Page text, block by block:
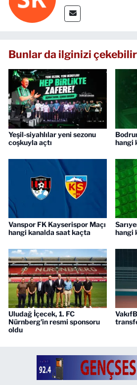
Bunlar da ilginizi çekebilir
Yeşil-siyahlılar yeni sezonu
coşkuyla açtı
hangi
Vanspor FK Kayserispor Maçı
hangi kanalda saat kaçta
hangi
Uludağ İçecek, 1. FC
Nürnberg'in resmi sponsoru
oldu